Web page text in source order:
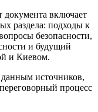
документа включает
раздела: подходы к
безопасности,
и будущий
и Киевом.
источников,
процесс